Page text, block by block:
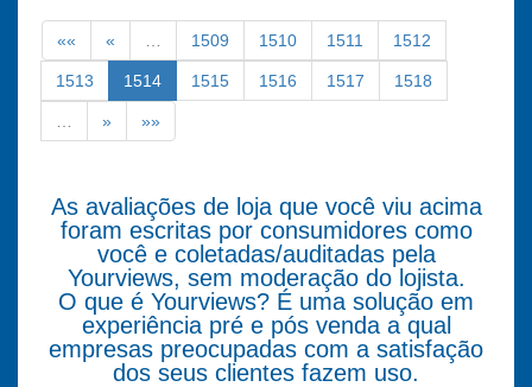
«« « 1509 1510 1511 1512
1513 1514 1515 1516 1517 1518
» »»
As avaliações de loja que você viu acima
foram escritas por consumidores como
você e coletadas/auditadas pela
Yourviews, sem moderação do lojista.
O que é Yourviews? É uma solução em
experiência pré e pós venda a qual
empresas preocupadas com a satisfação
dos seus clientes fazem uso.